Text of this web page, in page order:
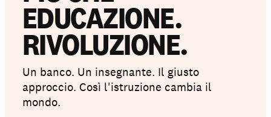
EDUCAZIONE.
RIVOLUZIONE.
Un banco. Un insegnante. Il giusto
approccio. Così l'istruzione cambia il
mondo.